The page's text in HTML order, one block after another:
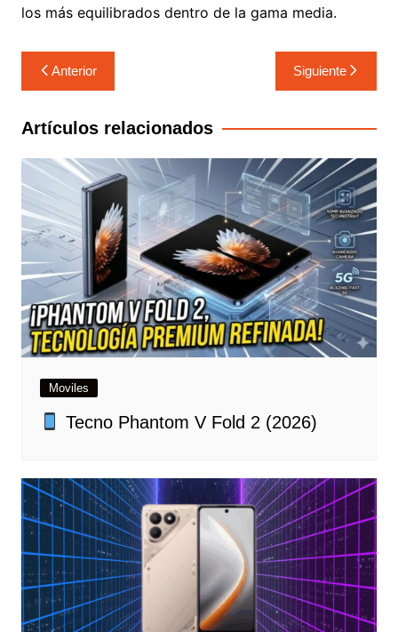
los más equilibrados dentro de la gama media.
Anterior Siguiente
Artículos relacionados
Moviles
Tecno Phantom V Fold 2 (2026)